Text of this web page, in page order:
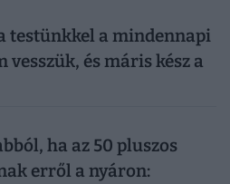
testünkkel a mindennapi
vesszük, és máris kész a
ha az 50 pluszos
erről a nyáron: